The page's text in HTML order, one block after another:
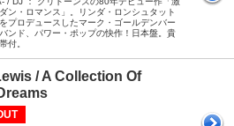
ン・ロマンス」。リンダ・ロンシュタット
プロデュースしたマーク・ゴールデンバー
ンド、パワー・ポップの快作！日本盤。貴
付。
/ A Collection Of